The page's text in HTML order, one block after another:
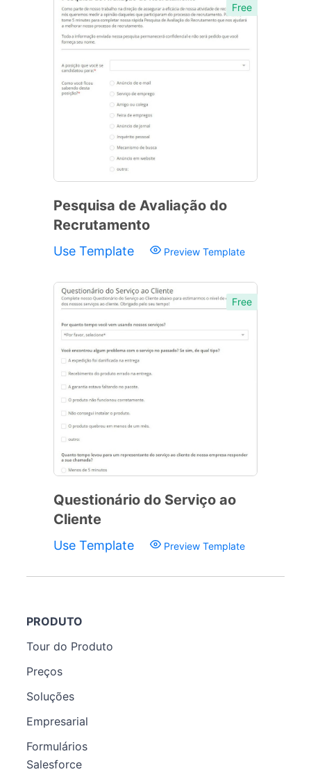
Free
Pesquisa de Avaliação do
Recrutamento
Use Template Preview Template
Free
Questionário do Serviço ao
Cliente
Use Template Preview Template
PRODUTO
Tour do Produto
Preços
Soluções
Empresarial
Formulários
Salesforce